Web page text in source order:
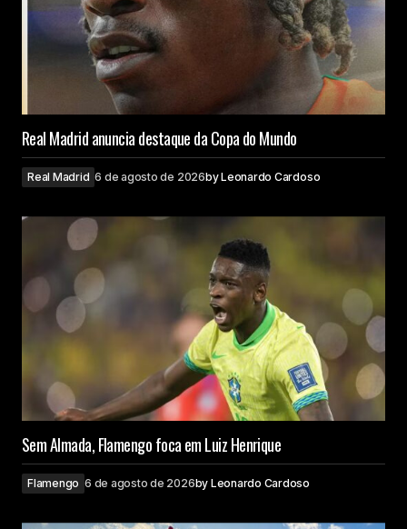
Real Madrid anuncia destaque da Copa do Mundo
Real Madrid 6 de agosto de 2026byLeonardo Cardoso
Sem Almada, Flamengo foca em Luiz Henrique
Flamengo 6 de agosto de 2026by Leonardo Cardoso